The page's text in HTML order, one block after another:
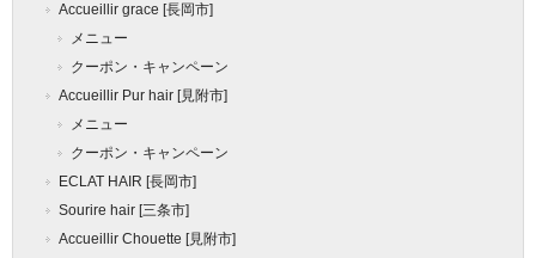
Accueillir grace [長岡市]
メニュー
クーポン・キャンペーン
Accueillir Pur hair [見附市]
メニュー
クーポン・キャンペーン
ECLAT HAIR [長岡市]
Sourire hair [三条市]
Accueillir Chouette [見附市]